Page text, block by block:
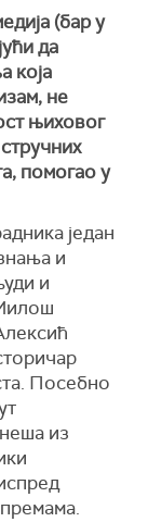
(бар у
да
која
не
њиховог
помогао у
један
и
и
Посебно
из